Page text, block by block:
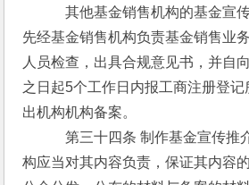
其他基金销售机构的基金宣传
先经基金销售机构负责基金销售业
人员检查，出具合规意见书，并自
之日起5个工作日内报工商注册登
出机构机构备案。
第三十四条 制作基金宣传推介
构应当对其内容负责，保证其内容